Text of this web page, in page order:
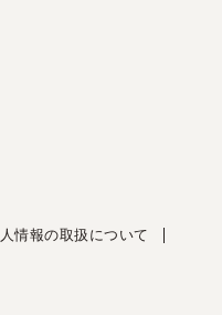
情報の取扱について